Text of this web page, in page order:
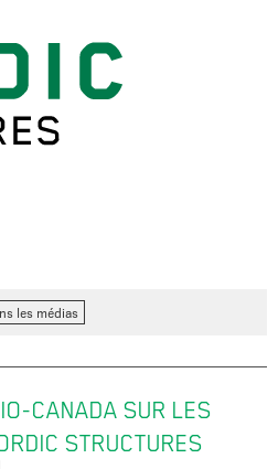
les médias
CANADA SUR LES
STRUCTURES